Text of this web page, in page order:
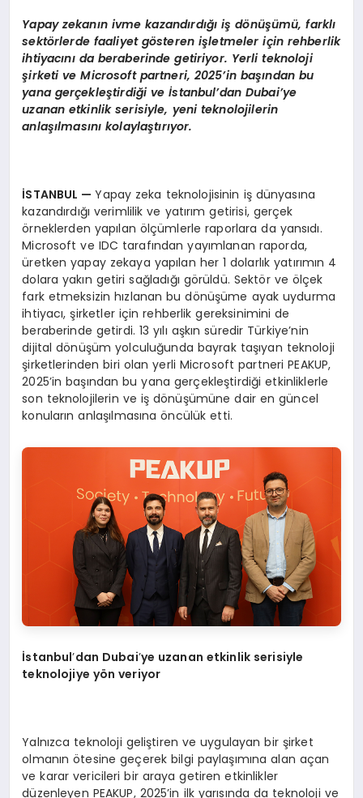
Yapay zekanın ivme kazandırdığı iş dönüşümü, farklı
sektörlerde faaliyet gösteren işletmeler için rehberlik
ihtiyacını da beraberinde getiriyor. Yerli teknoloji
şirketi ve Microsoft partneri, 2025’in başından bu
yana gerçekleştirdiği ve İstanbul’dan Dubai’ye
uzanan etkinlik serisiyle, yeni teknolojilerin
anlaşılmasını kolaylaştırıyor.
İSTANBUL —Yapay zeka teknolojisinin iş dünyasına
kazandırdığı verimlilik ve yatırım getirisi, gerçek
örneklerden yapılan ölçümlerle raporlara da yansıdı.
Microsoft ve IDC tarafından yayımlanan raporda,
üretken yapay zekaya yapılan her 1 dolarlık yatırımın 4
dolara yakın getiri sağladığı görüldü. Sektör ve ölçek
fark etmeksizin hızlanan bu dönüşüme ayak uydurma
ihtiyacı, şirketler için rehberlik gereksinimini de
beraberinde getirdi. 13 yılı aşkın süredir Türkiye’nin
dijital dönüşüm yolculuğunda bayrak taşıyan teknoloji
şirketlerinden biri olan yerli Microsoft partneri PEAKUP,
2025’in başından bu yana gerçekleştirdiği etkinliklerle
son teknolojilerin ve iş dönüşümüne dair en güncel
konuların anlaşılmasına öncülük etti.
İstanbul’dan Dubai’ye uzanan etkinlik serisiyle
teknolojiye yön veriyor
Yalnızca teknoloji geliştiren ve uygulayan bir şirket
olmanın ötesine geçerek bilgi paylaşımına alan açan
ve karar vericileri bir araya getiren etkinlikler
düzenleyen PEAKUP, 2025’in ilk yarısında da teknoloji ve